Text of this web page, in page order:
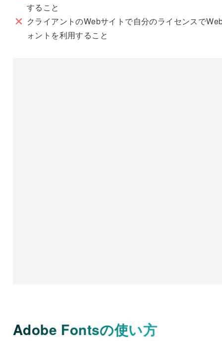
すること
クライアントのWebサイトで自分のライセンスで
ォントを利用すること
Adobe Fontsの使い方